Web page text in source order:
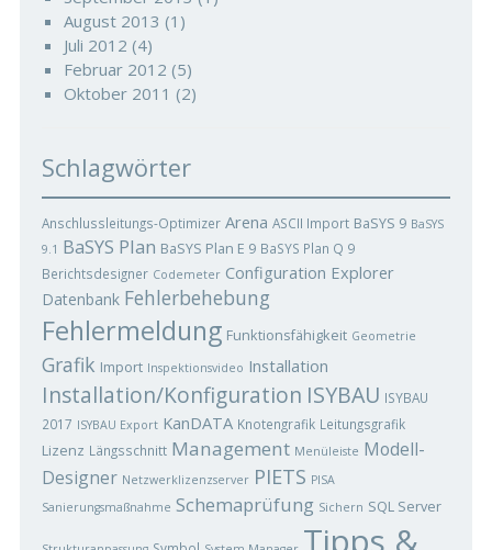
August 2013 (1)
Juli 2012 (4)
Februar 2012 (5)
Oktober 2011 (2)
Schlagwörter
Anschlussleitungs-Optimizer Arena ASCII Import BaSYS 9 BaSYS
9.1 BaSYS Plan BaSYS Plan E 9 BaSYS Plan Q 9
Berichtsdesigner Codemeter Configuration Explorer
Datenbank Fehlerbehebung
Fehlermeldung Funktionsfähigkeit Geometrie
Grafik Import Inspektionsvideo Installation
Installation/Konfiguration ISYBAU ISYBAU
2017 ISYBAU Export KanDATA Knotengrafik Leitungsgrafik
Lizenz Längsschnitt Management Menüleiste Modell-
Designer Netzwerklizenzserver PIETS PISA
Sanierungsmaßnahme Schemaprüfung Sichern SQL Server
Tipps &